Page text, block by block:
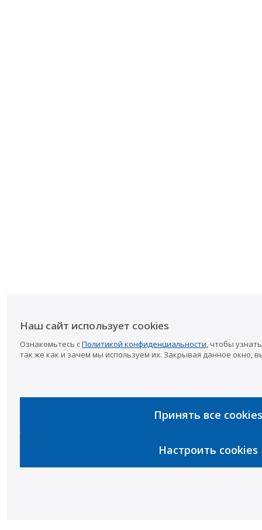
Наш сайт использует cookies
Ознакомьтесь сПолитикой конфиденциальности, чтобы
так же как и зачем мы используем их. Закрывая данное окно,
Принять все cookies
Настроить cookies